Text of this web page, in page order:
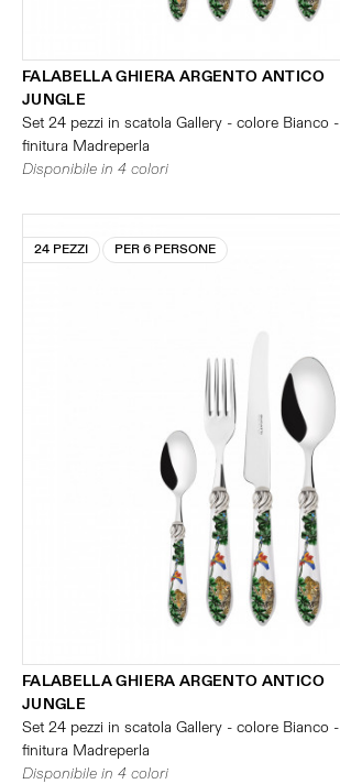
FALABELLA GHIERA ARGENTO ANTICO
JUNGLE
Set 24 pezzi in scatola Gallery - colore Bianco -
finitura Madreperla
Disponibile in 4 colori
24 PEZZI PER 6 PERSONE
FALABELLA GHIERA ARGENTO ANTICO
JUNGLE
Set 24 pezzi in scatola Gallery - colore Bianco -
finitura Madreperla
Disponibile in 4 colori